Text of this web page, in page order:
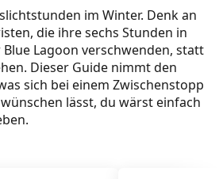
Zwischenstopp in 3 Minuten
und Rückflug finden, dann in
-Flow wechseln
Wann was
ist
im Winter. Denk an
die ihre sechs Stunden in
Lagoon verschwenden, statt
Dieser Guide nimmt den
sich bei einem Zwischenstopp
lässt, du wärst einfach